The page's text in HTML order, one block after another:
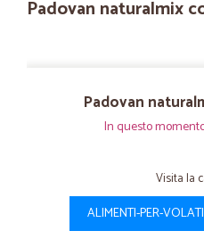
Padovan naturalmix
Padovan
In questo
Visita la
ALIMENTI-PER-